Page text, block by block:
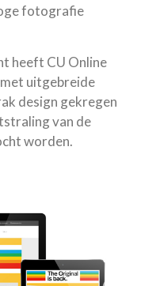
fotografie
heeft CU Online
uitgebreide
design gekregen
van de
worden.